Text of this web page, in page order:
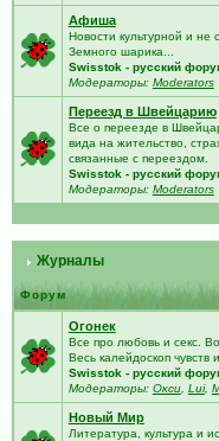
Афиша
Новости культурной и не
Земного шарика...
Swisstok - русский
Модераторы: Moderators
Переезд в Швейцарию
Все о переезде в
вида на жительство,
связанные с переездом.
Swisstok - русский
Модераторы: Moderators
Журналы
Форум
Огонек
Все про любовь и секс.
Весь калейдоскоп
Swisstok - русский
Модераторы: Окси, Lui,
Новый Мир
Литература, культура и